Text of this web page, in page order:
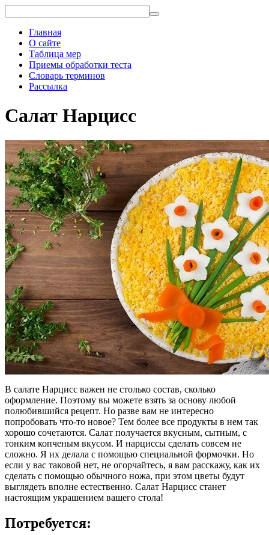
Главная
О сайте
Таблица мер
Приемы обработки теста
Словарь терминов
Рассылка
Салат Нарцисс
В салате Нарцисс важен не столько состав, сколько
оформление. Поэтому вы можете взять за основу любой
полюбившийся рецепт. Но разве вам не интересно
попробовать что-то новое? Тем более все продукты в нем так
хорошо сочетаются. Салат получается вкусным, сытным, с
тонким копченым вкусом. И нарциссы сделать совсем не
сложно. Я их делала с помощью специальной формочки. Но
если у вас таковой нет, не огорчайтесь, я вам расскажу, как их
сделать с помощью обычного ножа, при этом цветы будут
выглядеть вполне естественно. Салат Нарцисс станет
настоящим украшением вашего стола!
Потребуется: